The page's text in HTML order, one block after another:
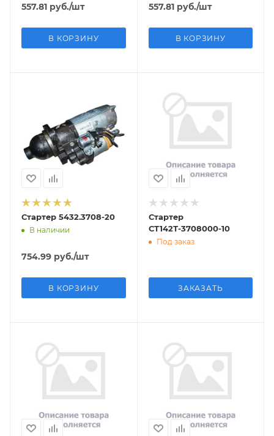
557.81 руб./шт
В КОРЗИНУ
557.81руб./шт
В КОРЗИНУ
Стартер 5432.3708-20
В наличии
754.99 руб./шт
В КОРЗИНУ
Стартер
СТ142Т-3708000-10
Под заказ
ЗАКАЗАТЬ